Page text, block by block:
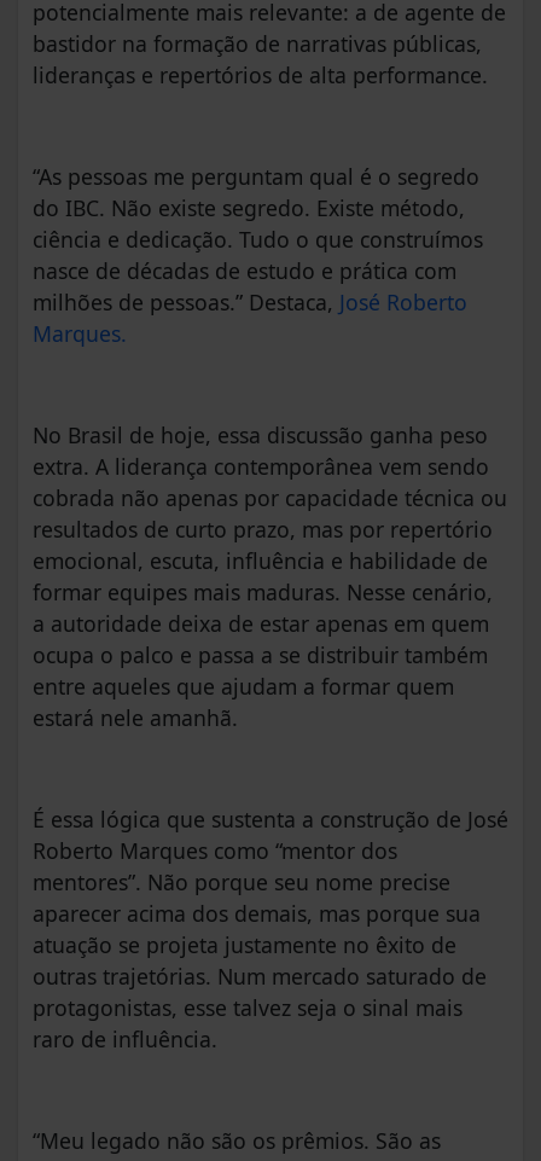
potencialmente mais relevante: a de agente de
bastidor na formação de narrativas públicas,
lideranças e repertórios de alta performance.
“As pessoas me perguntam qual é o segredo
do IBC. Não existe segredo. Existe método,
ciência e dedicação. Tudo o que construímos
nasce de décadas de estudo e prática com
milhões de pessoas.” Destaca, José Roberto
Marques.
No Brasil de hoje, essa discussão ganha peso
extra. A liderança contemporânea vem sendo
cobrada não apenas por capacidade técnica ou
resultados de curto prazo, mas por repertório
emocional, escuta, influência e habilidade de
formar equipes mais maduras. Nesse cenário,
a autoridade deixa de estar apenas em quem
ocupa o palco e passa a se distribuir também
entre aqueles que ajudam a formar quem
estará nele amanhã.
É essa lógica que sustenta a construção de José
Roberto Marques como “mentor dos
mentores”. Não porque seu nome precise
aparecer acima dos demais, mas porque sua
atuação se projeta justamente no êxito de
outras trajetórias. Num mercado saturado de
protagonistas, esse talvez seja o sinal mais
raro de influência.
“Meu legado não são os prêmios. São as